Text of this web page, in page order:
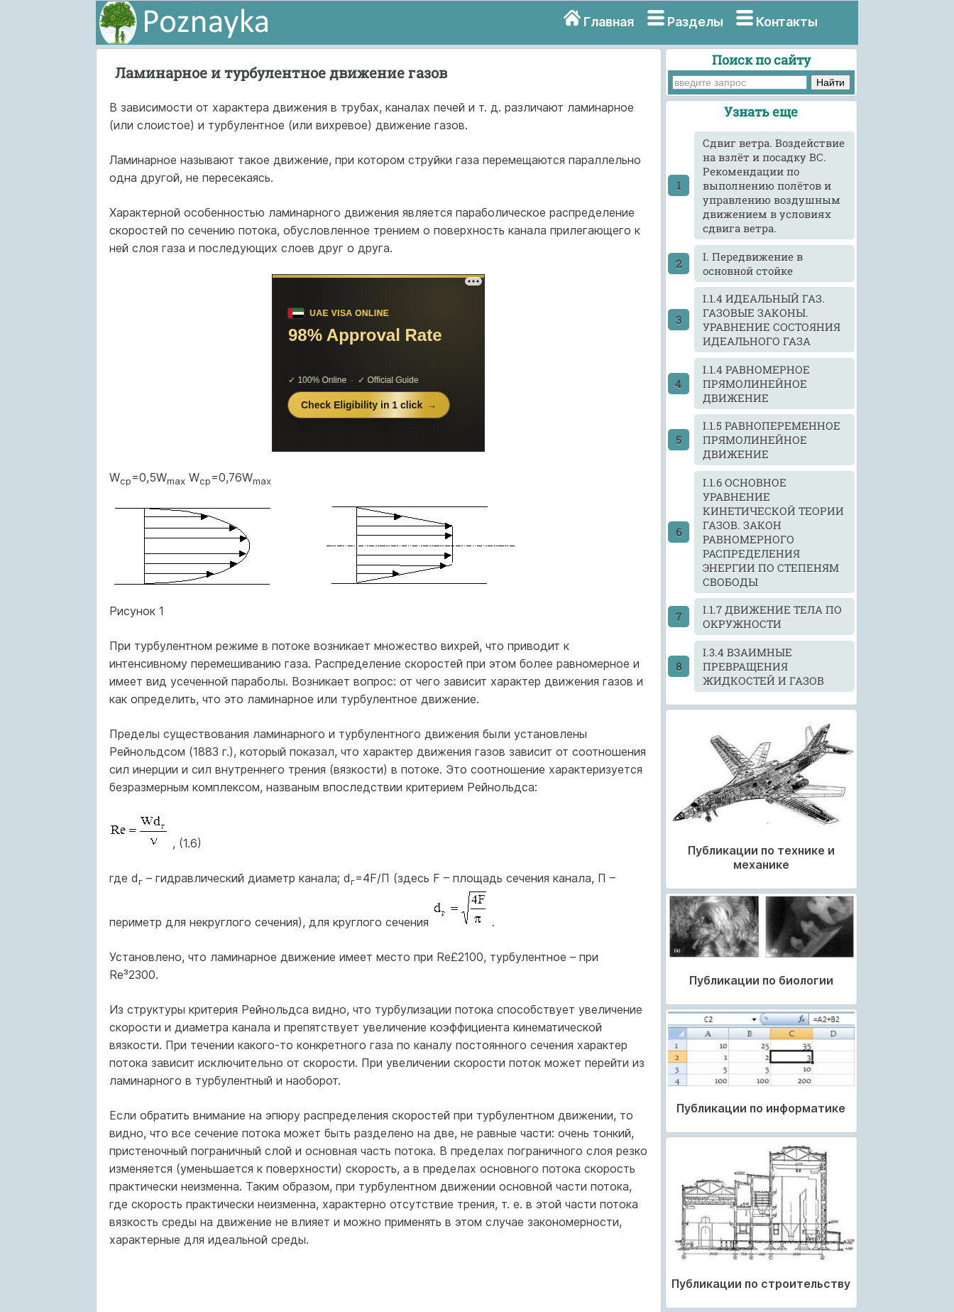
Главная Разделы Контакты
Ламинарное и турбулентное движение газов
В зависимости от характера движения в трубах, каналах печей и т. д. различают ламинарное
(или слоистое) и турбулентное (или вихревое) движение газов.
Ламинарное называют такое движение, при котором струйки газа перемещаются параллельно
одна другой, не пересекаясь.
Характерной особенностью ламинарного движения является параболическое распределение
скоростей по сечению потока, обусловленное трением о поверхность канала прилегающего к
ней слоя газа и последующих слоев друг о друга.
Wср=0,5WmaxWср=0,76Wmax
Рисунок 1
При турбулентном режиме в потоке возникает множество вихрей, что приводит к
интенсивному перемешиванию газа. Распределение скоростей при этом более равномерное и
имеет вид усеченной параболы. Возникает вопрос: от чего зависит характер движения газов и
как определить, что это ламинарное или турбулентное движение.
Пределы существования ламинарного и турбулентного движения были установлены
Рейнольдсом (1883 г.), который показал, что характер движения газов зависит от соотношения
сил инерции и сил внутреннего трения (вязкости) в потоке. Это соотношение характеризуется
безразмерным комплексом, названым впоследствии критерием Рейнольдса:
, (1.6)
где dг– гидравлический диаметр канала; dг=4F/П (здесь F – площадь сечения канала, П –
периметр для некруглого сечения), для круглого сечения .
Установлено, что ламинарное движение имеет место при Re£2100, турбулентное – при
Re³2300.
Из структуры критерия Рейнольдса видно, что турбулизации потока способствует увеличение
скорости и диаметра канала и препятствует увеличение коэффициента кинематической
вязкости. При течении какого-то конкретного газа по каналу постоянного сечения характер
потока зависит исключительно от скорости. При увеличении скорости поток может перейти из
ламинарного в турбулентный и наоборот.
Если обратить внимание на эпюру распределения скоростей при турбулентном движении, то
видно, что все сечение потока может быть разделено на две, не равные части: очень тонкий,
пристеночный пограничный слой и основная часть потока. В пределах пограничного слоя резко
изменяется (уменьшается к поверхности) скорость, а в пределах основного потока скорость
практически неизменна. Таким образом, при турбулентном движении основной части потока,
где скорость практически неизменна, характерно отсутствие трения, т. е. в этой части потока
вязкость среды на движение не влияет и можно применять в этом случае закономерности,
характерные для идеальной среды.
Поиск по сайту
Узнать еще
Cдвиг ветра. Воздействие
на взлёт и посадку ВС.
Рекомендации по
выполнению полётов и
управлению воздушным
движением в условиях
сдвига ветра.
I. Передвижение в
основной стойке
I.1.4 ИДЕАЛЬНЫЙ ГАЗ.
ГАЗОВЫЕ ЗАКОНЫ.
УРАВНЕНИЕ СОСТОЯНИЯ
ИДЕАЛЬНОГО ГАЗА
I.1.4 РАВНОМЕРНОЕ
ПРЯМОЛИНЕЙНОЕ
ДВИЖЕНИЕ
I.1.5 РАВНОПЕРЕМЕННОЕ
ПРЯМОЛИНЕЙНОЕ
ДВИЖЕНИЕ
I.1.6 ОСНОВНОЕ
УРАВНЕНИЕ
КИНЕТИЧЕСКОЙ ТЕОРИИ
ГАЗОВ. ЗАКОН
РАВНОМЕРНОГО
РАСПРЕДЕЛЕНИЯ
ЭНЕРГИИ ПО СТЕПЕНЯМ
СВОБОДЫ
I.1.7 ДВИЖЕНИЕ ТЕЛА ПО
ОКРУЖНОСТИ
I.3.4 ВЗАИМНЫЕ
ПРЕВРАЩЕНИЯ
ЖИДКОСТЕЙ И ГАЗОВ
Публикации по технике и
механике
Публикации по биологии
Публикации по информатике
Публикации по строительству